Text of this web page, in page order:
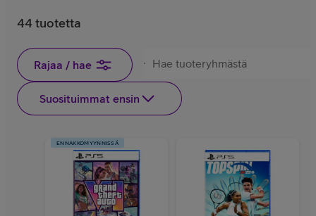
44 tuotetta
Rajaa / hae
Suosituimmat ensin
ENNAKKOMYYNNISSÄ